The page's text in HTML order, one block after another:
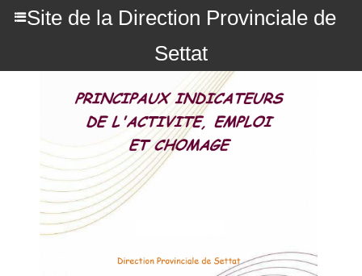
Site de la Direction Provinciale de
Settat